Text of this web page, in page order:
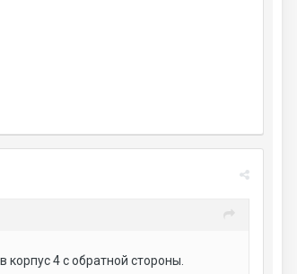
4 с обратной стороны.